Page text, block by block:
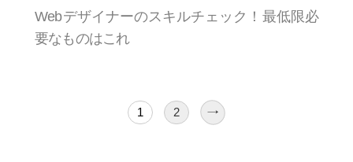
Webデザイナーのスキルチェック！最低限必
要なものはこれ
1 2 ↗